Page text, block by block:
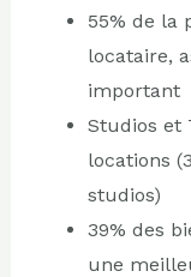
55% de la
locataire,
important
Studios et
locations
studios)
39% des
une